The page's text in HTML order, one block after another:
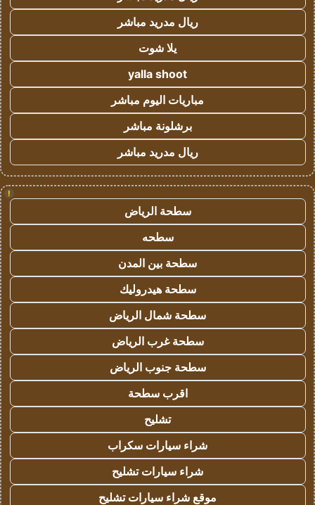
ريال مدريد مباشر
يلا شوت
yalla shoot
مباريات اليوم مباشر
برشلونة مباشر
ريال مدريد مباشر
!
سطحة الرياض
سطحه
سطحة بين المدن
سطحة هيدروليك
سطحة شمال الرياض
سطحة غرب الرياض
سطحة جنوب الرياض
اقرب سطحة
تشليح
شراء سيارات سكراب
شراء سيارات تشليح
موقع شراء سيارات تشليح